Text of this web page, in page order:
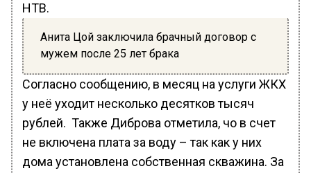
НТВ.
Анита Цой заключила брачный договор с
мужем после 25 лет брака
Согласно сообщению, в месяц на услуги ЖКХ
у неё уходит несколько десятков тысяч
рублей. Также Диброва отметила, чо в счет
не включена плата за воду – так как у них
дома установлена собственная скважина. За